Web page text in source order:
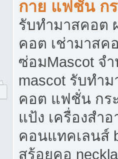
กาย แฟชั่น กร
รับทำมาสคอต
คอต เช่ามาสค
ซ่อมMascot จ
mascot รับทำ
คอต แฟชั่น กระ
แป้ง เครื่องสำ
คอนแทคเลนส์
สร้อยคอ